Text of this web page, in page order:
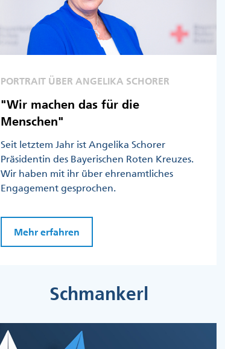
PORTRAIT ÜBER ANGELIKA SCHORER
"Wir machen das für die
Menschen"
Seit letztem Jahr ist Angelika Schorer
Präsidentin des Bayerischen Roten Kreuzes.
Wir haben mit ihr über ehrenamtliches
Engagement gesprochen.
Mehr erfahren
Schmankerl